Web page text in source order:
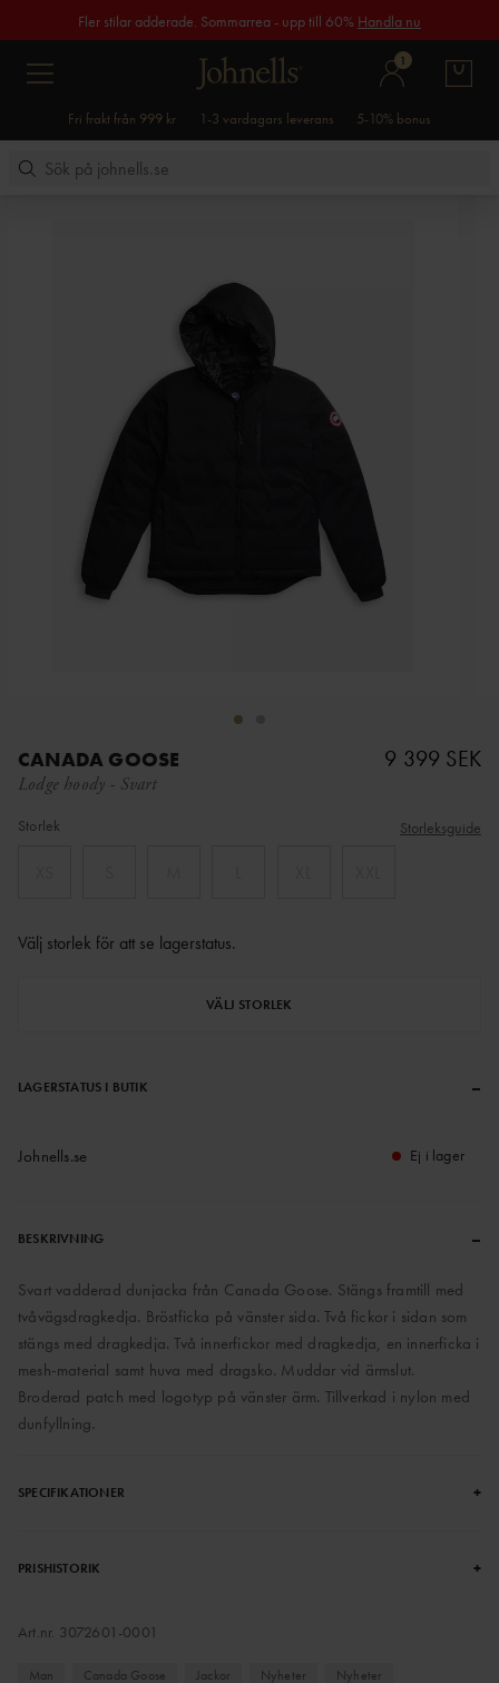
Fler stilar adderade. Sommarrea - upp till 60% Handla nu
1
Fri frakt från 999 kr 1-3 vardagars leverans 5-10% bonus
CANADA GOOSE
Lodge hoody - Svart
9 399 SEK
Storlek Storleksguide
Välj storlek för att se lagerstatus.
VÄLJ STORLEK
LAGERSTATUS I BUTIK –
Johnells.se Ej i lager
BESKRIVNING –
Svart vadderad dunjacka från Canada Goose. Stängs framtill med
tvåvägsdragkedja. Bröstficka på vänster sida. Två fickor i sidan som
stängs med dragkedja. Två innerfickor med dragkedja, en innerficka i
mesh-material samt huva med dragsko. Muddar vid ärmslut.
Broderad patch med logotyp på vänster ärm. Tillverkad i nylon med
dunfyllning.
SPECIFIKATIONER +
PRISHISTORIK +
Art.nr. 3072601-0001
Man Canada Goose Jackor Nyheter
Nyheter